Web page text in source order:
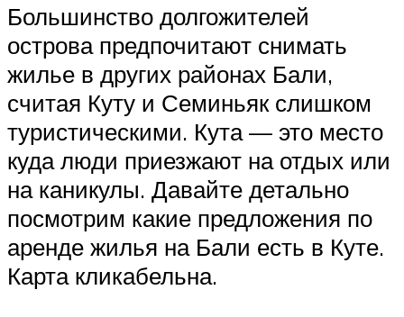
Большинство долгожителей
острова предпочитают снимать
жилье в других районах Бали,
считая Куту и Семиньяк слишком
туристическими. Кута — это место
куда люди приезжают на отдых или
на каникулы. Давайте детально
посмотрим какие предложения по
аренде жилья на Бали есть в Куте.
Карта кликабельна.